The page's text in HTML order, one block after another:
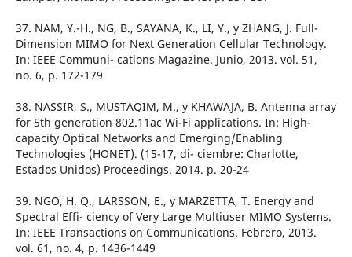
37. NAM, Y.-H., NG, B., SAYANA, K., LI, Y., y ZHANG, J. Full-
Dimension MIMO for Next Generation Cellular Technology.
In: IEEE Communi- cations Magazine. Junio, 2013. vol. 51,
no. 6, p. 172-179
38. NASSIR, S., MUSTAQIM, M., y KHAWAJA, B. Antenna array
for 5th generation 802.11ac Wi-Fi applications. In: High-
capacity Optical Networks and Emerging/Enabling
Technologies (HONET). (15-17, di- ciembre: Charlotte,
Estados Unidos) Proceedings. 2014. p. 20-24
39. NGO, H. Q., LARSSON, E., y MARZETTA, T. Energy and
Spectral Effi- ciency of Very Large Multiuser MIMO Systems.
In: IEEE Transactions on Communications. Febrero, 2013.
vol. 61, no. 4, p. 1436-1449